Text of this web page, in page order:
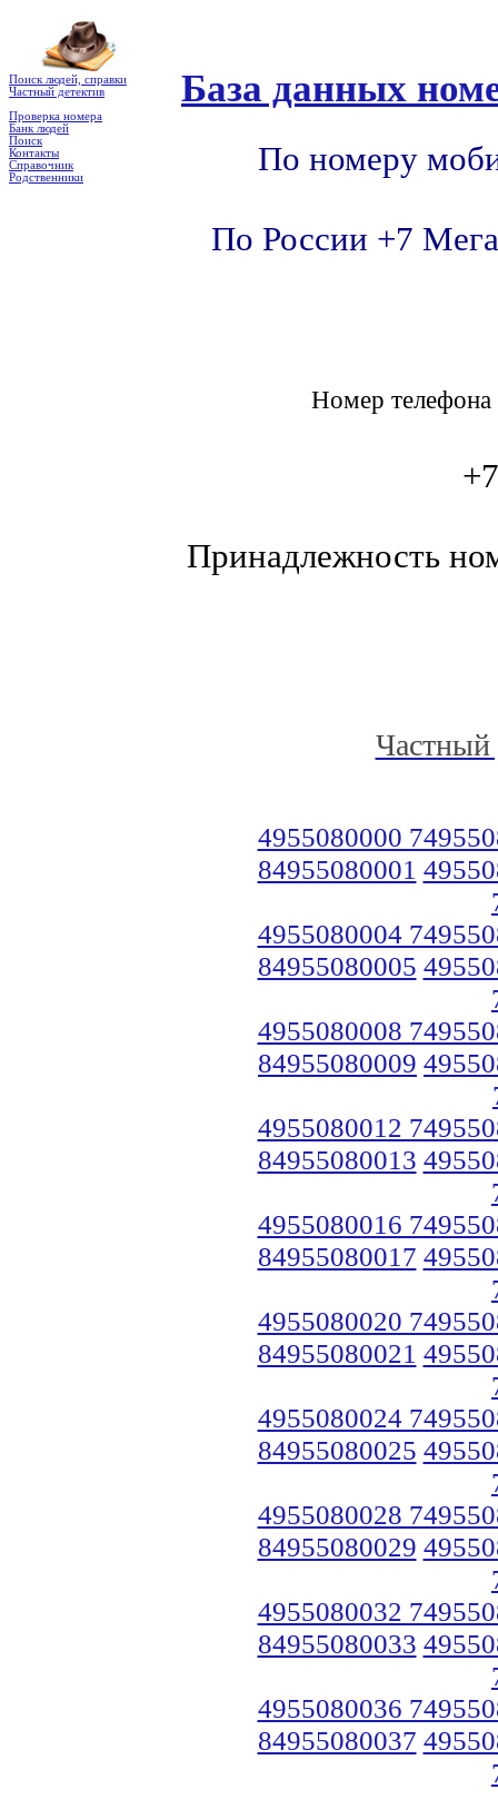
Поиск людей, справки
Частный детектив
Проверка номера
Банк людей
Поиск
Контакты
Справочник
Родственники
База данных
По номеру
По России +7
Номер
Принадлежность
Частный
4955080000
84955080001
4955080004
84955080005
4955080008
84955080009
4955080012
84955080013
4955080016
84955080017
4955080020
84955080021
4955080024
84955080025
4955080028
84955080029
4955080032
84955080033
4955080036
84955080037